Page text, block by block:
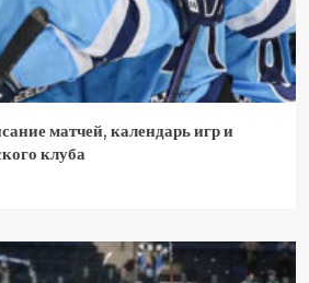
матчей, календарь игр и
клуба